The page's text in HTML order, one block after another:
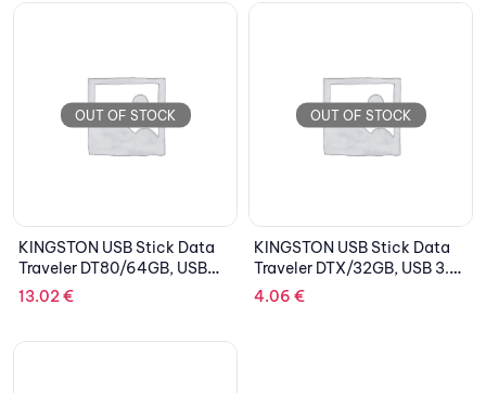
OUT OF STOCK
KINGSTON USB Stick Data
Traveler DT80/64GB, USB
3.2 Type-C, Silver/Black
13.02€
OUT OF STOCK
KINGSTON USB Stick Data
Traveler DTX/32GB, USB 3.2,
Black
4.06 €